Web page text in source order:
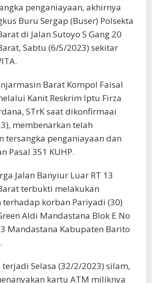
penganiayaan, akhirnya
Buru Sergap (Buser) Polsekta
di Jalan Sutoyo S Gang 20
Sabtu (6/5/2023) sekitar
Barat Kompol Faisal
Kanit Reskrim Iptu Firza
STrK saat dikonfirmaai
membenarkan telah
tersangka penganiayaan dan
Pasal 351 KUHP.
Jalan Banyiur Luar RT 13
terbukti melakukan
terhadap korban Pariyadi (30)
Aldi Mandastana Blok E No
Mandastana Kabupaten Barito
terjadi Selasa (32/2/2023) silam,
kartu ATM miliknya